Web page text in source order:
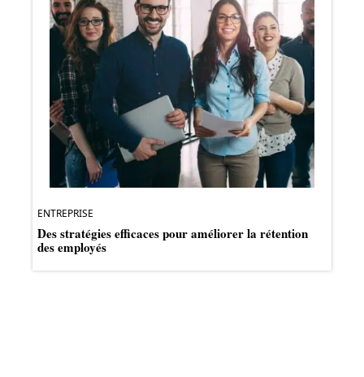
ENTREPRISE
Des stratégies efficaces pour améliorer la rétention
des employés